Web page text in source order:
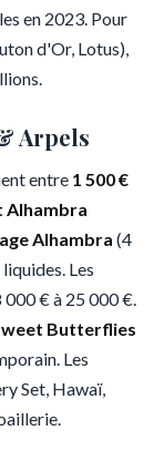
en 2023. Pour
d'Or, Lotus),
Arpels
entre 1 500 €
Alhambra
Alhambra (4
Les
€ à 25 000 €.
Butterflies
Les
Set, Hawaï,